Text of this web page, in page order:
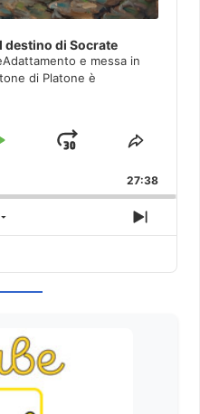
destino di Socrate
e messa in
di Platone è
Jump
Forward
Share
27:38
Next